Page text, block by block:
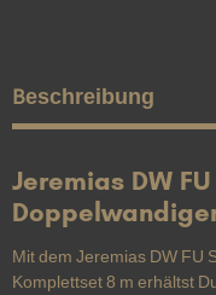
Beschreibung
Jeremias DW
Mit dem Jeremias DW FU
Komplettset 8 m erhältst